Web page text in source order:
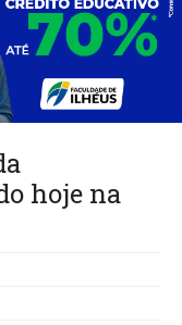
hoje na